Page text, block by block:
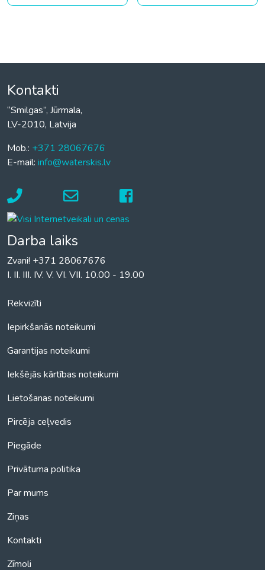
Kontakti
“Smilgas”, Jūrmala,
LV-2010, Latvija
Mob.: +371 28067676
E-mail: info@waterskis.lv
Darba laiks
Zvani! +371 28067676
I. II. III. IV. V. VI. VII. 10.00 - 19.00
Rekvizīti
Iepirkšanās noteikumi
Garantijas noteikumi
Iekšējās kārtības noteikumi
Lietošanas noteikumi
Pircēja ceļvedis
Piegāde
Privātuma politika
Par mums
Ziņas
Kontakti
Zīmoli